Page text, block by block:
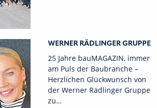
WERNER RÄDLINGER GRUPPE
25 Jahre bauMAGAZIN, immer
am Puls der Baubranche –
Herzlichen Glückwunsch von
der Werner Rädlinger Gruppe
zu…